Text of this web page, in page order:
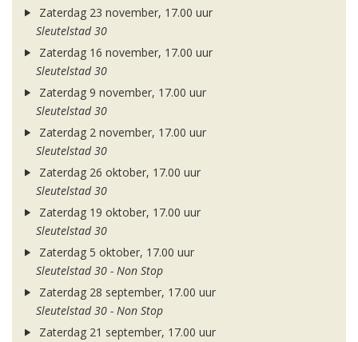
Zaterdag 23 november, 17.00 uur
Sleutelstad 30
Zaterdag 16 november, 17.00 uur
Sleutelstad 30
Zaterdag 9 november, 17.00 uur
Sleutelstad 30
Zaterdag 2 november, 17.00 uur
Sleutelstad 30
Zaterdag 26 oktober, 17.00 uur
Sleutelstad 30
Zaterdag 19 oktober, 17.00 uur
Sleutelstad 30
Zaterdag 5 oktober, 17.00 uur
Sleutelstad 30 - Non Stop
Zaterdag 28 september, 17.00 uur
Sleutelstad 30 - Non Stop
Zaterdag 21 september, 17.00 uur